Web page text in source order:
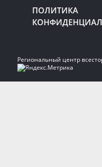
ПОЛИТИКА
Региональный центр